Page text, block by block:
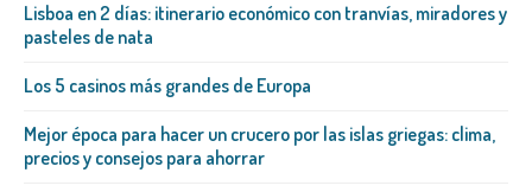
Lisboa en 2 días: itinerario económico con tranvías, miradores y
pasteles de nata
Los 5 casinos más grandes de Europa
Mejor época para hacer un crucero por las islas griegas: clima,
precios y consejos para ahorrar